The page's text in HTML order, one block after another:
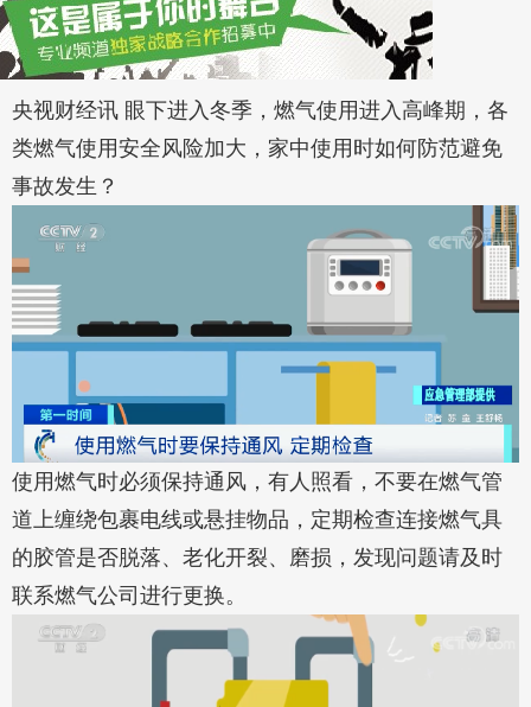
央视财经讯 眼下进入冬季，燃气使用进入高峰期，各
类燃气使用安全风险加大，家中使用时如何防范避免
事故发生？
使用燃气时必须保持通风，有人照看，不要在燃气管
道上缠绕包裹电线或悬挂物品，定期检查连接燃气具
的胶管是否脱落、老化开裂、磨损，发现问题请及时
联系燃气公司进行更换。